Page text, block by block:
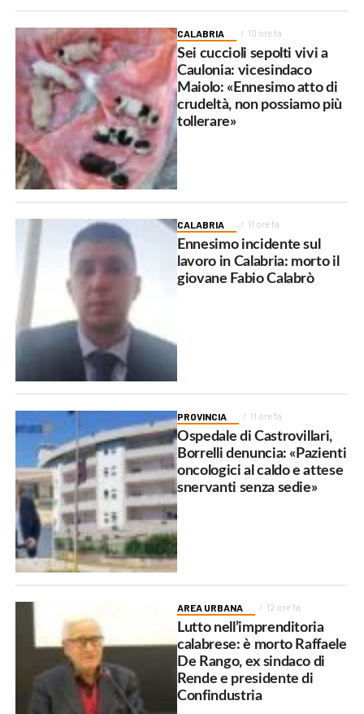
CALABRIA 10 ore fa
Sei cuccioli sepolti vivi a
Caulonia: vicesindaco
Maiolo: «Ennesimo atto di
crudeltà, non possiamo più
tollerare»
CALABRIA 11 ore fa
Ennesimo incidente sul
lavoro in Calabria: morto il
giovane Fabio Calabrò
PROVINCIA 11 ore fa
Ospedale di Castrovillari,
Borrelli denuncia: «Pazienti
oncologici al caldo e attese
snervanti senza sedie»
AREA URBANA 12 ore fa
Lutto nell’imprenditoria
calabrese: è morto Raffaele
De Rango, ex sindaco di
Rende e presidente di
Confindustria